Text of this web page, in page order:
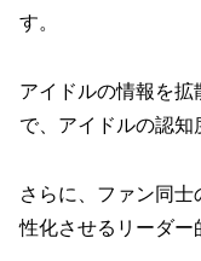
す。
アイドルの情報を拡
で、アイドルの認知
さらに、ファン同
性化させるリーダー